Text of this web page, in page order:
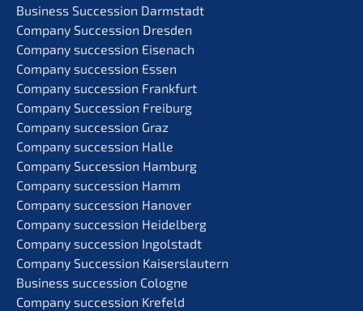
Business Succes­si­on Darmstadt
Compa­ny Succes­si­on Dresden
Compa­ny succes­si­on Eisenach
Compa­ny succes­si­on Essen
Compa­ny succes­si­on Frankfurt
Compa­ny Succes­si­on Freiburg
Compa­ny succes­si­on Graz
Compa­ny succes­si­on Halle
Compa­ny Succes­si­on Hamburg
Compa­ny succes­si­on Hamm
Compa­ny succes­si­on Hanover
Compa­ny succes­si­on Heidelberg
Compa­ny succes­si­on Ingolstadt
Compa­ny Succes­si­on Kaiserslautern
Business succes­si­on Cologne
Compa­ny succes­si­on Krefeld